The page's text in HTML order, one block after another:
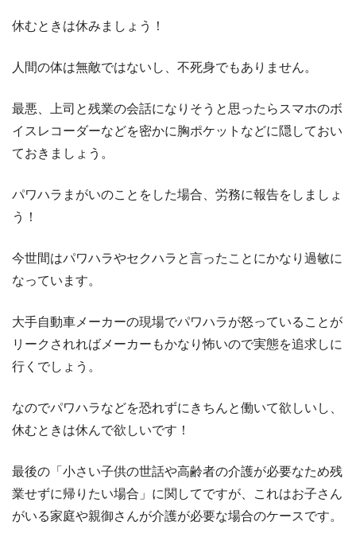
休むときは休みましょう！
人間の体は無敵ではないし、不死身でもありません。
最悪、上司と残業の会話になりそうと思ったらスマホのボ
イスレコーダーなどを密かに胸ポケットなどに隠しておい
ておきましょう。
パワハラまがいのことをした場合、労務に報告をしましょ
う！
今世間はパワハラやセクハラと言ったことにかなり過敏に
なっています。
大手自動車メーカーの現場でパワハラが怒っていることが
リークされればメーカーもかなり怖いので実態を追求しに
行くでしょう。
なのでパワハラなどを恐れずにきちんと働いて欲しいし、
休むときは休んで欲しいです！
最後の「小さい子供の世話や高齢者の介護が必要なため残
業せずに帰りたい場合」に関してですが、これはお子さん
がいる家庭や親御さんが介護が必要な場合のケースです。